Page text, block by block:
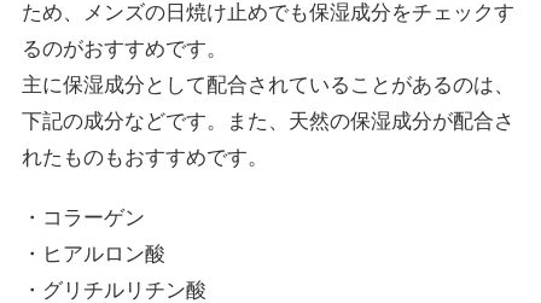
ため、メンズの日焼け止めでも保湿成分をチェックす
るのがおすすめです。
主に保湿成分として配合されていることがあるのは、
下記の成分などです。また、天然の保湿成分が配合さ
れたものもおすすめです。
・コラーゲン
・ヒアルロン酸
・グリチルリチン酸